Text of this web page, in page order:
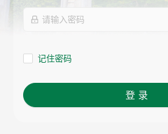
记住密码
登 录